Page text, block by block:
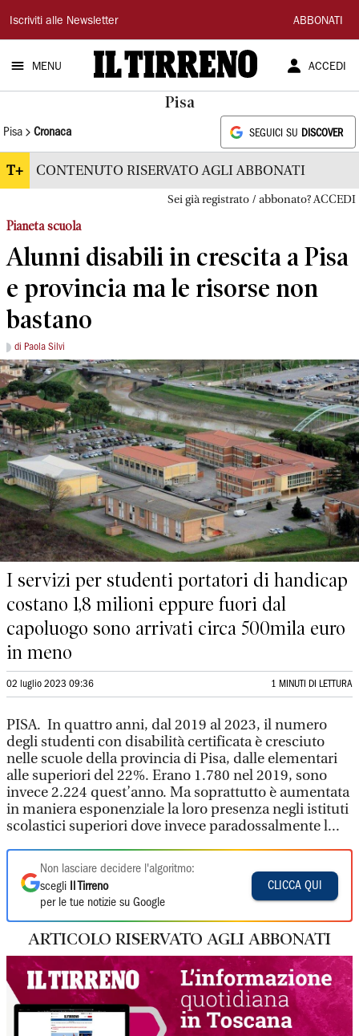
Il
Tirreno
Iscriviti alle Newsletter ABBONATI
MENU ACCEDI
Pisa
Pisa Cronaca SEGUICI SU DISCOVER
T+ CONTENUTO RISERVATO AGLI ABBONATI
Sei già registrato / abbonato? ACCEDI
Pianeta scuola
Alunni disabili in crescita a Pisa
e provincia ma le risorse non
bastano
di Paola Silvi
I servizi per studenti portatori di handicap
costano 1,8 milioni eppure fuori dal
capoluogo sono arrivati circa 500mila euro
in meno
02 luglio 2023 09:36 1 MINUTI DI LETTURA
PISA. In quattro anni, dal 2019 al 2023, il numero
degli studenti con disabilità certificata è cresciuto
nelle scuole della provincia di Pisa, dalle elementari
alle superiori del 22%. Erano 1.780 nel 2019, sono
invece 2.224 quest’anno. Ma soprattutto è aumentata
in maniera esponenziale la loro presenza negli istituti
scolastici superiori dove invece paradossalmente l...
Non lasciare decidere l'algoritmo:
scegli
Il Tirreno
per le tue notizie su Google
CLICCA QUI
ARTICOLO RISERVATO AGLI ABBONATI